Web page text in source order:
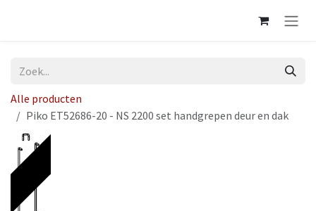
Alle producten
Piko ET52686-20 - NS 2200 set handgrepen deur en dak
Op voorraad